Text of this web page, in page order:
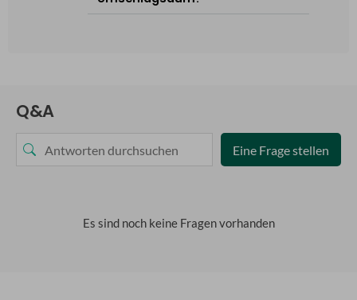
Q&A
Eine Frage stellen
Es sind noch keine Fragen vorhanden